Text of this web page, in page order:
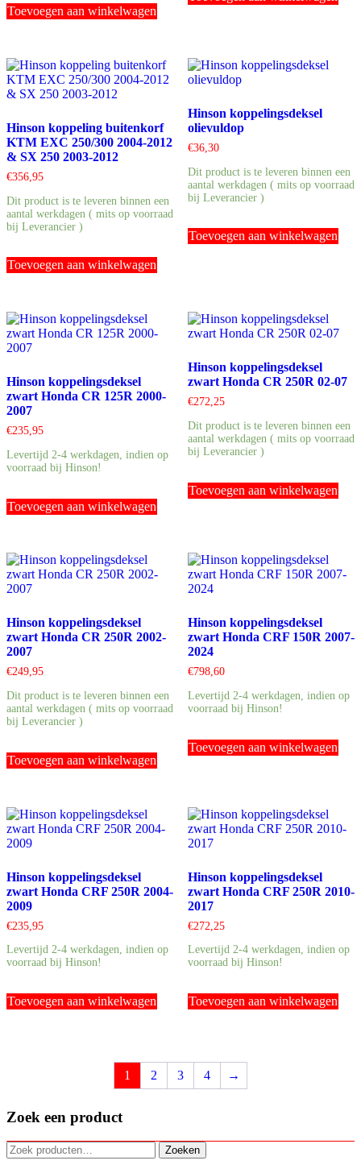
Toevoegen aan winkelwagen
Hinson koppeling buitenkorf
KTM EXC 250/300 2004-2012
& SX 250 2003-2012
€356,95
Dit product is te leveren binnen een
aantal werkdagen ( mits op voorraad
bij Leverancier )
Toevoegen aan winkelwagen
Hinson koppelingsdeksel
olievuldop
€36,30
Dit product is te leveren binnen een
aantal werkdagen ( mits op voorraad
bij Leverancier )
Toevoegen aan winkelwagen
Hinson koppelingsdeksel
zwart Honda CR 125R 2000-
2007
€235,95
Levertijd 2-4 werkdagen, indien op
voorraad bij Hinson!
Toevoegen aan winkelwagen
Hinson koppelingsdeksel
zwart Honda CR 250R 02-07
€272,25
Dit product is te leveren binnen een
aantal werkdagen ( mits op voorraad
bij Leverancier )
Toevoegen aan winkelwagen
Hinson koppelingsdeksel
zwart Honda CR 250R 2002-
2007
€249,95
Dit product is te leveren binnen een
aantal werkdagen ( mits op voorraad
bij Leverancier )
Toevoegen aan winkelwagen
Hinson koppelingsdeksel
zwart Honda CRF 150R 2007-
2024
€798,60
Levertijd 2-4 werkdagen, indien op
voorraad bij Hinson!
Toevoegen aan winkelwagen
Hinson koppelingsdeksel
zwart Honda CRF 250R 2004-
2009
€235,95
Levertijd 2-4 werkdagen, indien op
voorraad bij Hinson!
Toevoegen aan winkelwagen
Hinson koppelingsdeksel
zwart Honda CRF 250R 2010-
2017
€272,25
Levertijd 2-4 werkdagen, indien op
voorraad bij Hinson!
Toevoegen aan winkelwagen
1 2 3 4 →
Zoek een product
Zoeken
naar:
Zoeken